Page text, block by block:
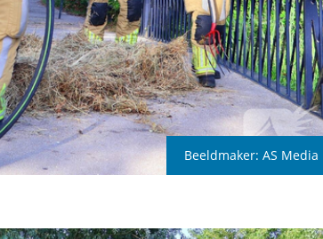
Beeldmaker: AS Media